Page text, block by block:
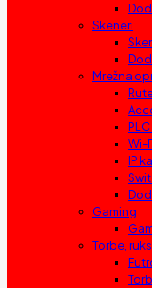
Skeneri
Mrežna
Wi-
IP
Gaming
Torbe,